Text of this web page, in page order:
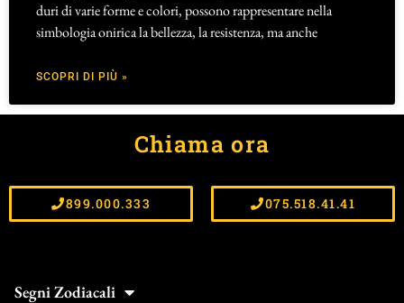
duri di varie forme e colori, possono rappresentare nella
simbologia onirica la bellezza, la resistenza, ma anche
SCOPRI DI PIÙ »
Chiama ora
899.000.333 075.518.41.41
Segni Zodiacali